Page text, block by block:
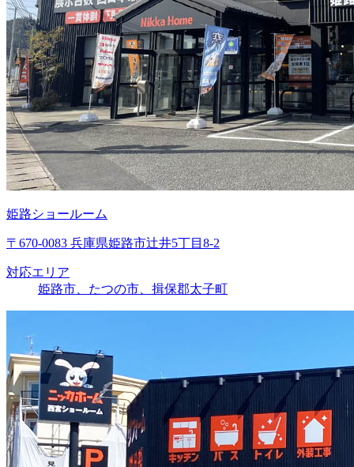
姫路ショールーム
〒670-0083 兵庫県姫路市辻井5丁目8-2
対応エリア
姫路市、たつの市、揖保郡太子町